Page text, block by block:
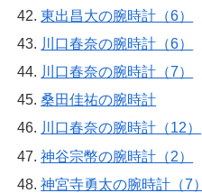
東出昌大の腕時計（6）
川口春奈の腕時計（6）
川口春奈の腕時計（7）
桑田佳祐の腕時計
川口春奈の腕時計（12）
神谷宗幣の腕時計（2）
神宮寺勇太の腕時計（7）